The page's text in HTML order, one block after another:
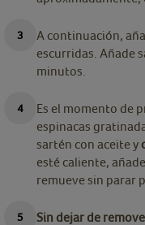
A continuación,
escurridas. Añade
minutos.
Es el momento de
espinacas
sartén con aceite y
esté caliente,
remueve sin parar
Sin dejar de